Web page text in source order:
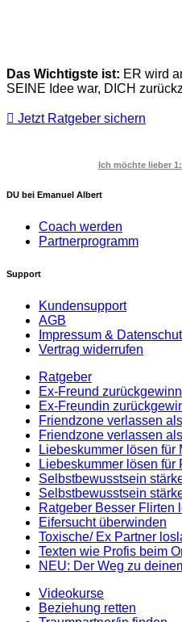
Das Wichtigste ist: ER wird
SEINE Idee war, DICH
Jetzt Ratgeber sichern
Ich möchte lieber
DU bei Emanuel Albert
Coach werden
Partnerprogramm
Support
Kundensupport
AGB
Impressum &
Vertrag widerrufen
Ratgeber
Ex-Freund
Ex-Freundin
Friendzone verlassen
Friendzone verlassen
Liebeskummer lösen für
Liebeskummer lösen für
Selbstbewusstsein
Selbstbewusstsein
Ratgeber Besser Flirten
Eifersucht überwinden
Toxische/ Ex Partner
Texten wie Profis beim
NEU: Der Weg zu
Videokurse
Beziehung retten